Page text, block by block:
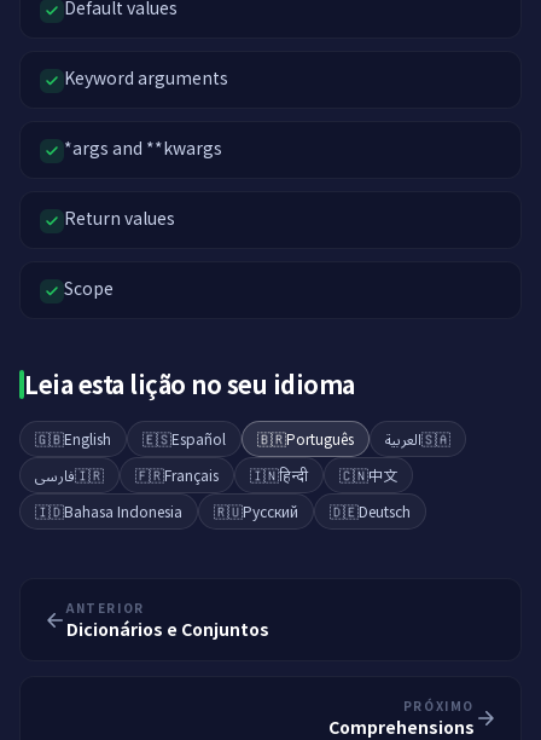
Default values
Keyword arguments
*args and **kwargs
Return values
Scope
Leia esta lição no seu idioma
🇬🇧English 🇪🇸Español 🇧🇷Português 🇸🇦العربية
🇮🇷فارسی 🇫🇷Français 🇮🇳हिन्दी 🇨🇳中文
🇮🇩Bahasa Indonesia 🇷🇺Русский 🇩🇪Deutsch
ANTERIOR
Dicionários e Conjuntos
PRÓXIMO
Comprehensions